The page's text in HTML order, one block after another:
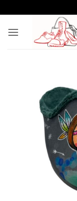
al
contenido